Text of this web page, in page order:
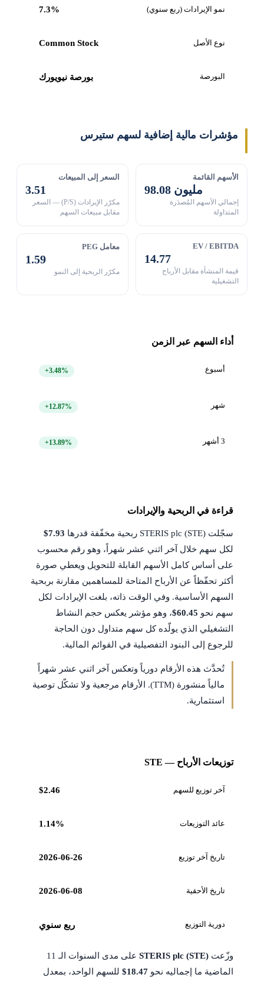
نمو الإيرادات (ربع سنوي) 7.3%
نوع الأصل Common Stock
البورصة بورصة نيويورك
مؤشرات مالية إضافية لسهم ستيرس
الأسهم القائمة
98.08 مليون
إجمالي الأسهم المُصدَرة
المتداولة
السعر إلى المبيعات
3.51
مكرّر الإيرادات (P/S) — السعر
مقابل مبيعات السهم
EV / EBITDA
14.77
قيمة المنشأة مقابل الأرباح
التشغيلية
معامل PEG
1.59
مكرّر الربحية إلى النمو
أداء السهم عبر الزمن
أسبوع +3.48%
شهر +12.87%
3 أشهر +13.89%
قراءة في الربحية والإيرادات
سجّلت STERIS plc (STE) ربحية مخفّفة قدرها
$7.93
لكل سهم خلال آخر اثني عشر شهراً، وهو رقم محسوب
على أساس كامل الأسهم القابلة للتحويل ويعطي صورة
أكثر تحفّظاً عن الأرباح المتاحة للمساهمين مقارنة بربحية
السهم الأساسية. وفي الوقت ذاته، بلغت الإيرادات لكل
سهم نحو $60.45، وهو مؤشر يعكس حجم النشاط
التشغيلي الذي يولّده كل سهم متداول دون الحاجة
للرجوع إلى البنود التفصيلية في القوائم المالية.
تُحدَّث هذه الأرقام دورياً وتعكس آخر اثني عشر شهراً
مالياً منشورة (TTM). الأرقام مرجعية ولا تشكّل توصية
استثمارية.
توزيعات الأرباح — STE
آخر توزيع للسهم $2.46
عائد التوزيعات 1.14%
تاريخ آخر توزيع 2026-06-26
تاريخ الأحقية 2026-06-08
دورية التوزيع ربع سنوي
وزّعت STERIS plc (STE)
على مدى السنوات الـ 11
الماضية ما إجماليه نحو $18.47للسهم الواحد، بمعدل